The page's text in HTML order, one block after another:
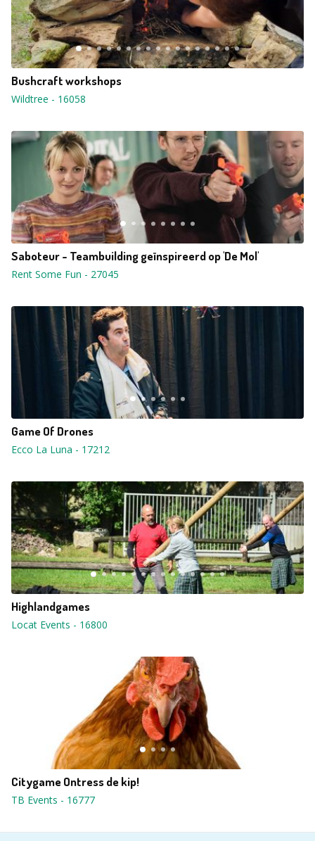
Bushcraft workshops
Wildtree - 16058
Saboteur - Teambuilding geïnspireerd op 'De Mol'
Rent Some Fun - 27045
Game Of Drones
Ecco La Luna - 17212
Highlandgames
Locat Events - 16800
Citygame Ontress de kip!
TB Events - 16777